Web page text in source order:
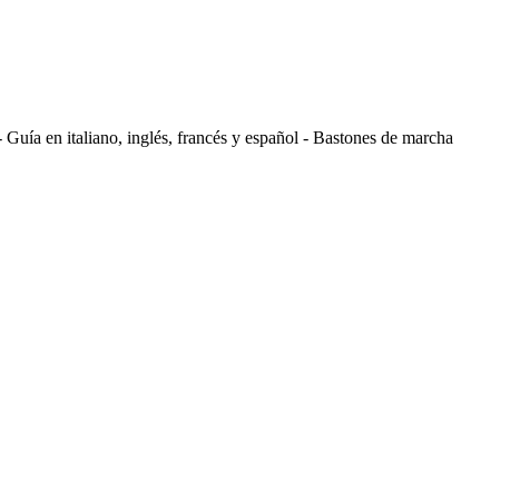
en italiano, inglés, francés y español - Bastones de marcha